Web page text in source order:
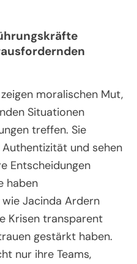
moralischen Mut,
Situationen
treffen. Sie
und sehen
Entscheidungen
haben
Jacinda Ardern
Krisen transparent
gestärkt haben.
nur ihre Teams,